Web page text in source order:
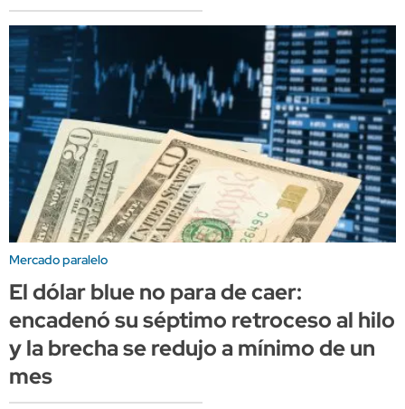
Mercado paralelo
El dólar blue no para de caer:
encadenó su séptimo retroceso al hilo
y la brecha se redujo a mínimo de un
mes